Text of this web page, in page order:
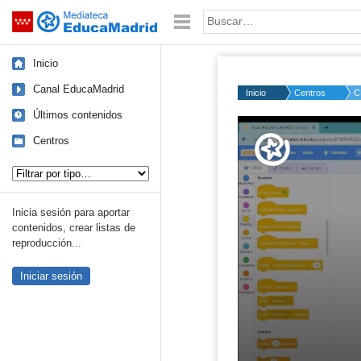
Saltar navegación Palabra o frase:
Inicio
Canal EducaMadrid
Últimos contenidos
Centros
Inicia sesión para aportar
contenidos, crear listas de
reproducción...
Iniciar sesión
Inicio Centros
Volume
50%